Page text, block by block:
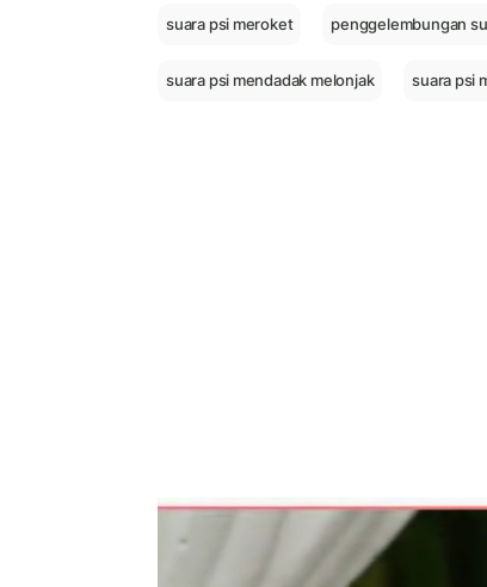
suara psi meroket penggelembungan
suara psi mendadak melonjak suara psi